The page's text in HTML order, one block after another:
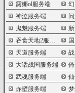
露娜ol服务端
神泣服务端
鬼魅服务端
吞食天地2服务端
天道服务端
大话战国服务端
武魂服务端
赤壁服务端